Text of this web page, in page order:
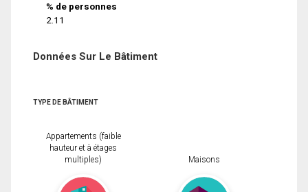
% de personnes
2.11
Données Sur Le Bâtiment
TYPE DE BÂTIMENT
Appartements (faible
hauteur et à étages
multiples)
Maisons